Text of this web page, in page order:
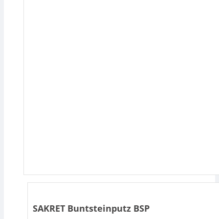
SAKRET Buntsteinputz BSP